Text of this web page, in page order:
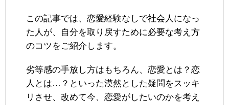
この記事では、恋愛経験なしで社会人になっ
た人が、自分を取り戻すために必要な考え方
のコツをご紹介します。
劣等感の手放し方はもちろん、恋愛とは？恋
人とは…？といった漠然とした疑問をスッキ
リさせ、改めて今、恋愛がしたいのかを考え